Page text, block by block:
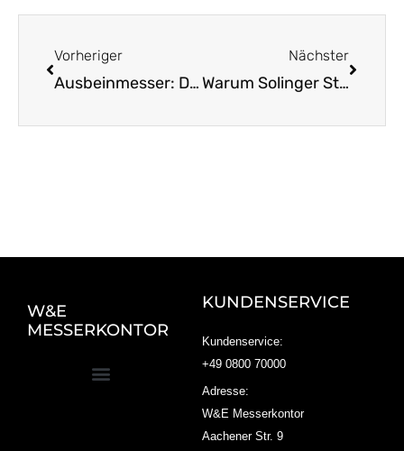
Vorheriger
Ausbeinmesser: Der ideale Begleiter für Fleischfans
Nächster
Warum Solinger Steakmesser dein Essen aufwerten
W&E
MESSERKONTOR
KUNDENSERVICE
Kundenservice:
+49 0800 70000
Adresse:
W&E Messerkontor
Aachener Str. 9